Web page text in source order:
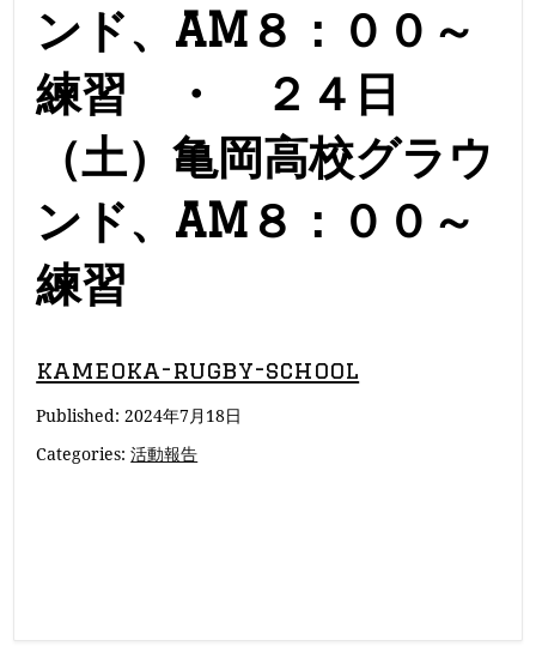
ンド、AM８：００～
練習 ・ ２４日
（土）亀岡高校グラウ
ンド、AM８：００～
練習
kameoka-rugby-school
Published: 2024年7月18日
Categories:活動報告